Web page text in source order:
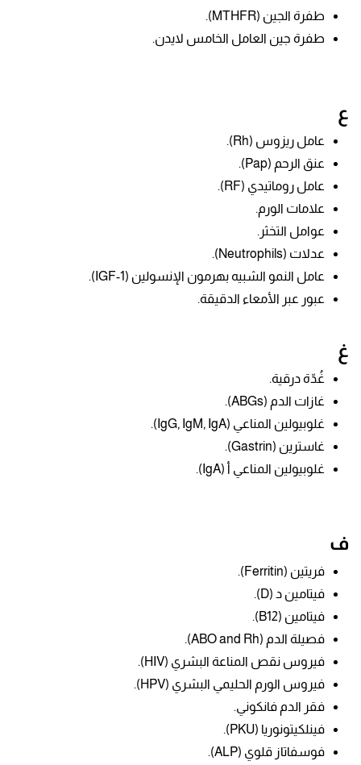
طفرة الجين (MTHFR).
طفرة جين العامل الخامس لايدن.
ع
عامل ريزوس (Rh).
عنق الرحم (Pap).
عامل روماتيدي (RF).
علامات الورم.
عوامل التخثر.
عدلات (Neutrophils).
عامل النمو الشبيه بهرمون الإنسولين (IGF-1).
عبور عبر الأمعاء الدقيقة.
غ
غُدّة درقية.
غازات الدم (ABGs).
غلوبيولين المناعي (IgG, IgM, IgA).
غاسترين (Gastrin).
غلوبيولين المناعي أ (IgA).
ف
فريتين (Ferritin).
فيتامين د (D).
فيتامين (B12).
فصيلة الدم (ABO and Rh).
فيروس نقص المناعة البشري (HIV).
فيروس الورم الحليمي البشري (HPV).
فقر الدم فانكوني.
فينلكيتونوريا (PKU).
فوسفاتاز قلوي (ALP).